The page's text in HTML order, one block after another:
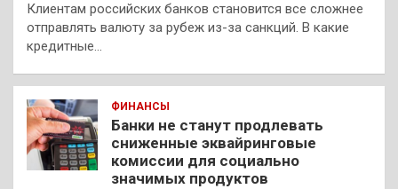
Клиентам российских банков становится все сложнее
отправлять валюту за рубеж из-за санкций. В какие
кредитные…
ФИНАНСЫ
Банки не станут продлевать
сниженные эквайринговые
комиссии для социально
значимых продуктов